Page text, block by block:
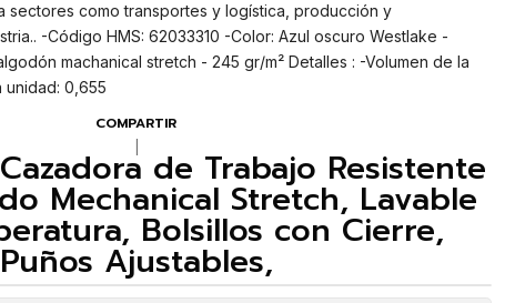
sectores como transportes y logística, producción y
-Código HMS: 62033310 -Color: Azul oscuro Westlake -
machanical stretch - 245 gr/m² Detalles : -Volumen de la
0,655
COMPARTIR
de Trabajo Resistente
Mechanical Stretch, Lavable
Bolsillos con Cierre,
Puños Ajustables,